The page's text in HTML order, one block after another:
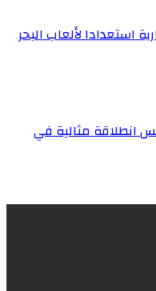
استعدادا لألعاب البحر
انطلاقة مثالية في